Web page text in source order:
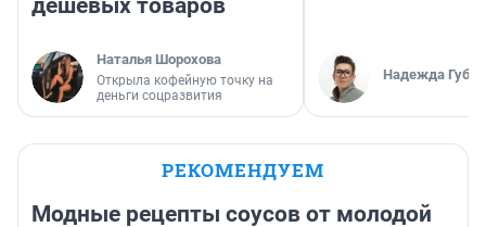
дешевых товаров
Наталья Шорохова
Открыла кофейную точку на
деньги соцразвития
Надежда
РЕКОМЕНДУЕМ
Модные рецепты соусов от молодой